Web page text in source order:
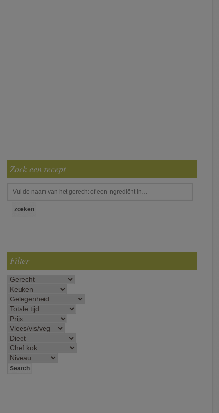
Zoek een recept
Filter